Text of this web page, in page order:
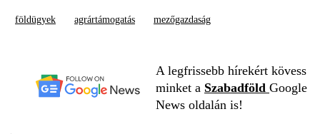
földügyek agrártámogatás mezőgazdaság
A legfrissebb hírekért kövess
minket a Szabadföld Google
News oldalán is!